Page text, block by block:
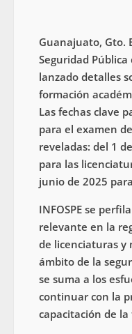
Guanajuato, Gto.
Seguridad Pública
lanzado detalles
formación
Las fechas clave
para el examen
reveladas: del 1
para las
junio de 2025
INFOSPE se
relevante en la
de licenciaturas y
ámbito de la
se suma a los
continuar con la
capacitación de